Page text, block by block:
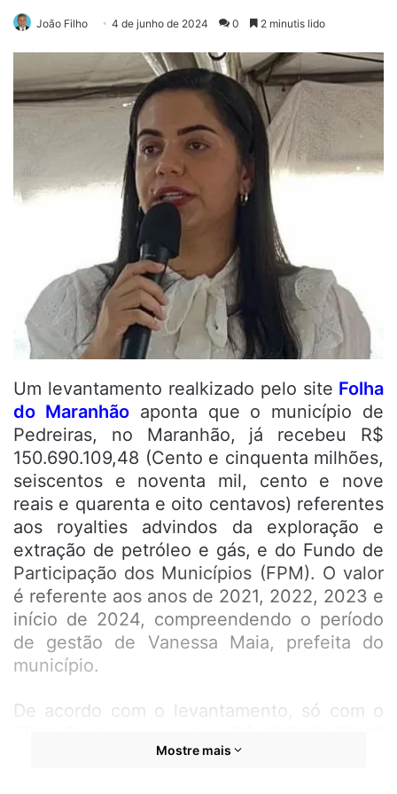
João Filho 4 de junho de 2024 0 2 minutis lido
Um levantamento realkizado pelo site Folha
do Maranhãoaponta que o município de
Pedreiras, no Maranhão, já recebeu R$
150.690.109,48 (Cento e cinquenta milhões,
seiscentos e noventa mil, cento e nove
reais e quarenta e oito centavos) referentes
aos royalties advindos da exploração e
extração de petróleo e gás, e do Fundo de
Participação dos Municípios (FPM). O valor
é referente aos anos de 2021, 2022, 2023 e
início de 2024, compreendendo o período
de gestão de Vanessa Maia, prefeita do
município.
De acordo com o levantamento, só com o
(Cento e cinco milhões, trezentos e trinta e
Mostre mais